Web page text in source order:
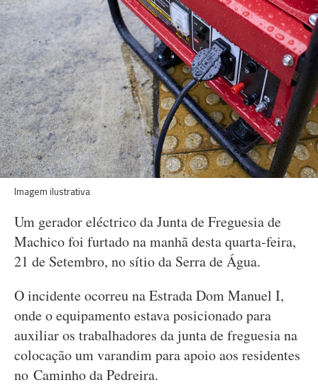
Imagem ilustrativa
Um gerador eléctrico da Junta de Freguesia de
Machico foi furtado na manhã desta quarta-feira,
21 de Setembro, no sítio da Serra de Água.
O incidente ocorreu na Estrada Dom Manuel I,
onde o equipamento estava posicionado para
auxiliar os trabalhadores da junta de freguesia na
colocação um varandim para apoio aos residentes
no Caminho da Pedreira.